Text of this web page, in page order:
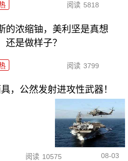
阅读 5818
的浓缩铀，美利坚是真想
还是做样子？
阅读 3799
，公然发射进攻性武器！
阅读 10575 08-03